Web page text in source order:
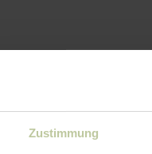
Zustimmung